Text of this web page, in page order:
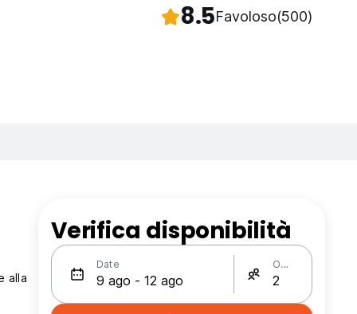
8.5Favoloso(500)
alla
Verifica disponibilità
Date Ospiti